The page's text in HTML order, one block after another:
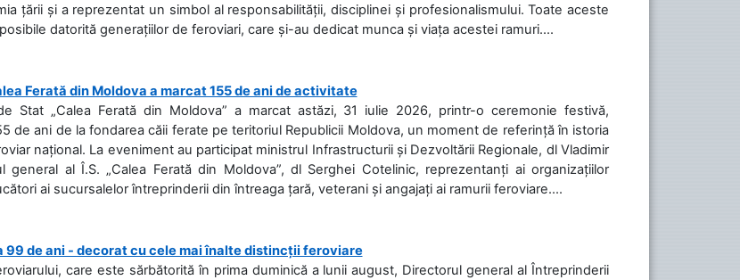
țării și a reprezentat un simbol al responsabilității, disciplinei și profesionalismului. Toate aceste
datorită generațiilor de feroviari, care și-au dedicat munca și viața acestei ramuri....
Ferată din Moldova a marcat 155 de ani de activitate
Stat „Calea Ferată din Moldova” a marcat astăzi, 31 iulie 2026, printr-o ceremonie festivă,
de ani de la fondarea căii ferate pe teritoriul Republicii Moldova, un moment de referință în istoria
național. La eveniment au participat ministrul Infrastructurii și Dezvoltării Regionale, dl Vladimir
general al Î.S. „Calea Ferată din Moldova”, dl Serghei Cotelinic, reprezentanți ai organizațiilor
ai sucursalelor întreprinderii din întreaga țară, veterani și angajați ai ramurii feroviare....
99 de ani - decorat cu cele mai înalte distincții feroviare
care este sărbătorită în prima duminică a lunii august, Directorul general al Întreprinderii